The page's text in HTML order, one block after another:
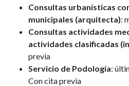
Consultas urbanísticas
municipales (arquitecta):
Consultas actividades
actividades clasificadas
previa
Servicio de Podología:
Con cita previa